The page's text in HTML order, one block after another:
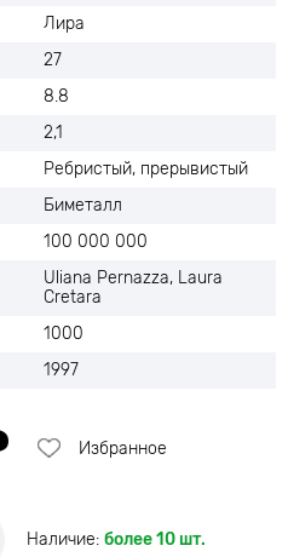
Лира
27
8.8
2,1
Ребристый, прерывистый
Биметалл
100 000 000
Uliana Pernazza, Laura
Cretara
1000
1997
Избранное
Наличие: более 10 шт.